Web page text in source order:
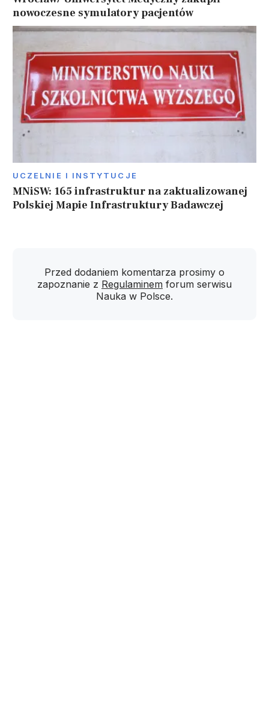
nowoczesne symulatory pacjentów
UCZELNIE I INSTYTUCJE
MNiSW: 165 infrastruktur na zaktualizowanej
Polskiej Mapie Infrastruktury Badawczej
Przed dodaniem komentarza prosimy o
zapoznanie z Regulaminem forum serwisu
Nauka w Polsce.